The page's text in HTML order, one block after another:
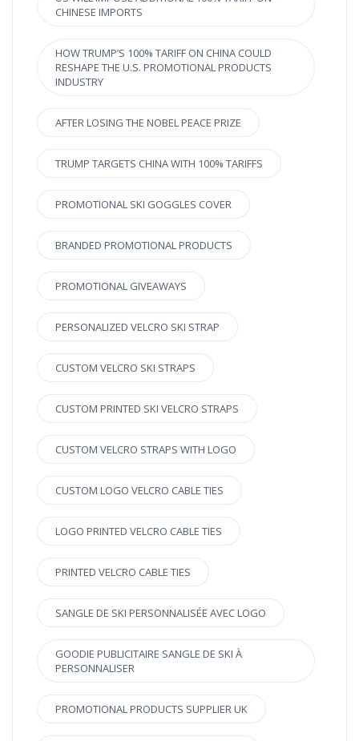
CHINESE IMPORTS
HOW TRUMP’S 100% TARIFF ON CHINA COULD
RESHAPE THE U.S. PROMOTIONAL PRODUCTS
INDUSTRY
AFTER LOSING THE NOBEL PEACE PRIZE
TRUMP TARGETS CHINA WITH 100% TARIFFS
PROMOTIONAL SKI GOGGLES COVER
BRANDED PROMOTIONAL PRODUCTS
PROMOTIONAL GIVEAWAYS
PERSONALIZED VELCRO SKI STRAP
CUSTOM VELCRO SKI STRAPS
CUSTOM PRINTED SKI VELCRO STRAPS
CUSTOM VELCRO STRAPS WITH LOGO
CUSTOM LOGO VELCRO CABLE TIES
LOGO PRINTED VELCRO CABLE TIES
PRINTED VELCRO CABLE TIES
SANGLE DE SKI PERSONNALISÉE AVEC LOGO
GOODIE PUBLICITAIRE SANGLE DE SKI À
PERSONNALISER
PROMOTIONAL PRODUCTS SUPPLIER UK